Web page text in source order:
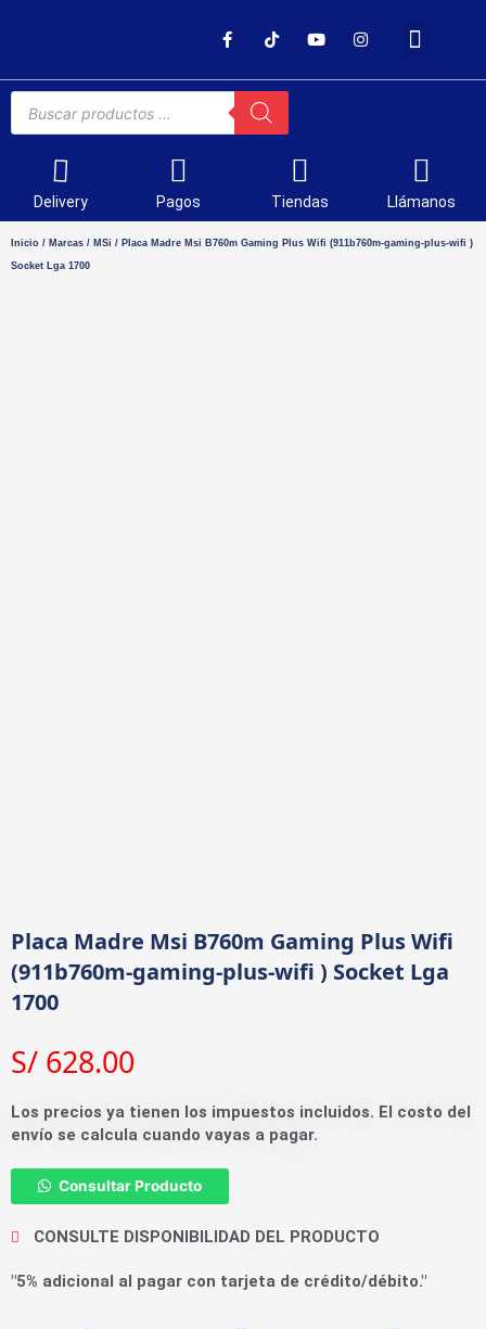
Delivery Pagos Tiendas Llámanos
Inicio / Marcas / MSi / Placa Madre Msi B760m Gaming Plus Wifi (911b760m-gaming-plus-wifi )
Socket Lga 1700
Placa Madre Msi B760m Gaming Plus Wifi
(911b760m-gaming-plus-wifi ) Socket Lga
1700
S/ 628.00
Los precios ya tienen los impuestos incluidos. El costo del
envío se calcula cuando vayas a pagar.
Consultar Producto
CONSULTE DISPONIBILIDAD DEL PRODUCTO
"5% adicional al pagar con tarjeta de crédito/débito."